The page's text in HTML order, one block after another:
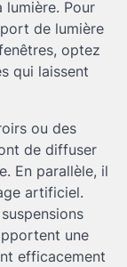
lumière. Pour
de lumière
optez
qui laissent
ou des
de diffuser
En parallèle, il
artificiel.
une
efficacement